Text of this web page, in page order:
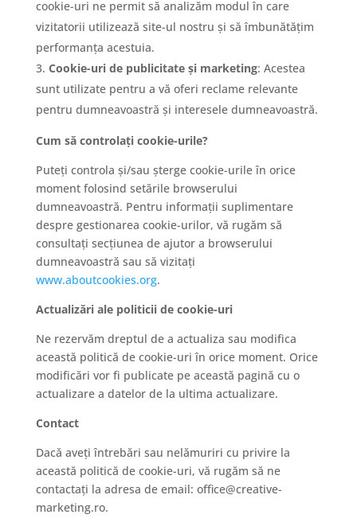
i
c
i
i
P
o
r
t
o
f
o
l
i
u
B
l
cookie-uri ne permit să analizăm modul în care
vizitatorii utilizează site-ul nostru și să îmbunătățim
performanța acestuia.
Cookie-uri de publicitate și marketing: Acestea
sunt utilizate pentru a vă oferi reclame relevante
pentru dumneavoastră și interesele dumneavoastră.
Cum să controlați cookie-urile?
Puteți controla și/sau șterge cookie-urile în orice
moment folosind setările browserului
dumneavoastră. Pentru informații suplimentare
despre gestionarea cookie-urilor, vă rugăm să
consultați secțiunea de ajutor a browserului
dumneavoastră sau să vizitați
www.aboutcookies.org.
Actualizări ale politicii de cookie-uri
Ne rezervăm dreptul de a actualiza sau modifica
această politică de cookie-uri în orice moment. Orice
modificări vor fi publicate pe această pagină cu o
actualizare a datelor de la ultima actualizare.
Contact
Dacă aveți întrebări sau nelămuriri cu privire la
această politică de cookie-uri, vă rugăm să ne
contactați la adresa de email: office@creative-
marketing.ro.